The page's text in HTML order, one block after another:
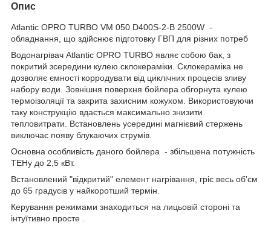
Опис
Atlantic OPRO TURBO VM 050 D400S-2-B 2500W -
обладнання, що здійснює підготовку ГВП для різних потреб
Водонагрівач Atlantic OPRO TURBO являє собою бак, з
покритий зсередини кулею склокераміки. Склокераміка не
дозволяє ємності корродувати від циклічних процесів зливу
набору води. Зовнішня поверхня бойлера обгорнута кулею
термоізоляції та закрита захисним кожухом. Використовуючи
таку конструкцію вдається максимально знизити
тепловитрати. Встановлень усередині магнієвий стержень
виключає появу блукаючих струмів.
Основна особливість даного бойлера - збільшена потужність
ТЕНу до 2,5 кВт.
Встановлений "відкритий" елемент нагрівання, гріє весь об'єм
до 65 градусів у найкоротший термін.
Керування режимами знаходиться на лицьовій стороні та
інтуїтивно просте .